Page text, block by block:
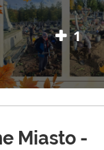
1
Miasto -